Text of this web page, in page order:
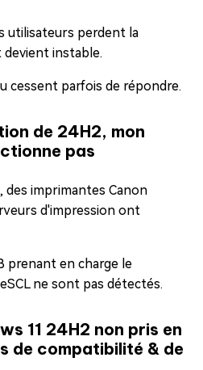
utilisateurs perdent la
instable.
cessent parfois de répondre.
de 24H2, mon
pas
des imprimantes Canon
d'impression ont
prenant en charge le
ne sont pas détectés.
11 24H2 non pris en
de compatibilité & de